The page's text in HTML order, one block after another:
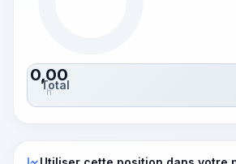
0,00
h
Total